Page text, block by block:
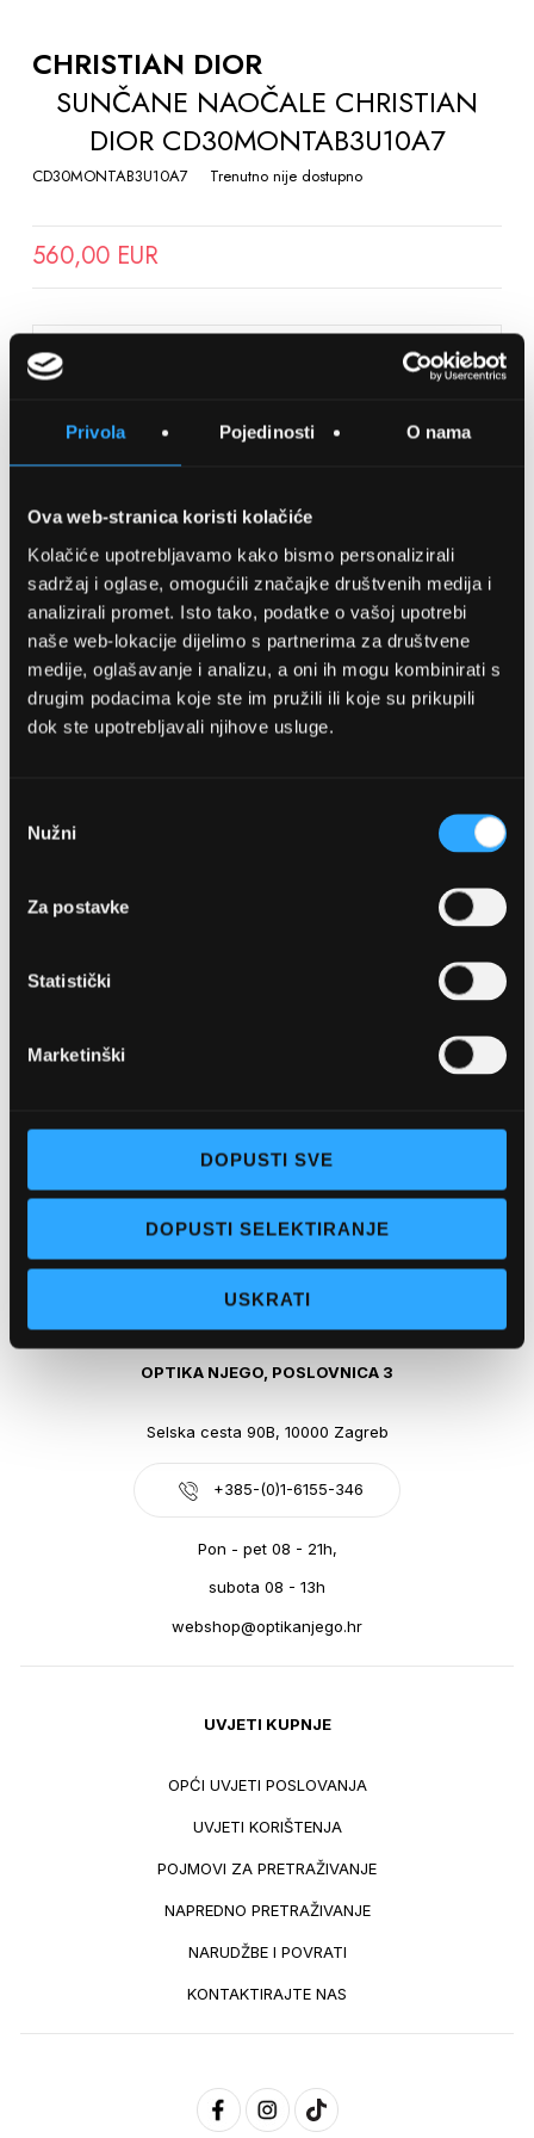
Privola Pojedinosti O nama
Ova web-stranica koristi kolačiće
Kolačiće upotrebljavamo kako bismo personalizirali
sadržaj i oglase, omogućili značajke društvenih medija i
analizirali promet. Isto tako, podatke o vašoj upotrebi
naše web-lokacije dijelimo s partnerima za društvene
medije, oglašavanje i analizu, a oni ih mogu kombinirati s
drugim podacima koje ste im pružili ili koje su prikupili
dok ste upotrebljavali njihove usluge.
pristanka
Nužni
Za postavke
Statistički
Marketinški
DOPUSTI SVE
DOPUSTI SELEKTIRANJE
USKRATI
THE
BEGINNING
GALLERY
CHRISTIAN DIOR
SUNČANE NAOČALE CHRISTIAN
DIOR CD30MONTAB3U10A7
CD30MONTAB3U10A7 Trenutno nije dostupno
560,00 EUR
SPREMITE NA LISTU ŽELJA
Detalji
OPTIKA NJEGO, POSLOVNICA 1
Pon - pet: 07 - 21h,
Sub: 07-21h
webshop@optikanjego.hr
OPTIKA NJEGO, POSLOVNICA 3
Selska cesta 90B, 10000 Zagreb
+385-(0)1-6155-346
Pon - pet 08 - 21h,
subota 08 - 13h
webshop@optikanjego.hr
UVJETI KUPNJE
OPĆI UVJETI POSLOVANJA
UVJETI KORIŠTENJA
POJMOVI ZA PRETRAŽIVANJE
NAPREDNO PRETRAŽIVANJE
NARUDŽBE I POVRATI
KONTAKTIRAJTE NAS